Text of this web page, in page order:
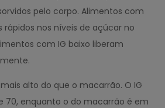
pelo corpo. Alimentos com
rápidos nos níveis de açúcar no
com IG baixo liberam
alto do que o macarrão. O IG
70, enquanto o do macarrão é em